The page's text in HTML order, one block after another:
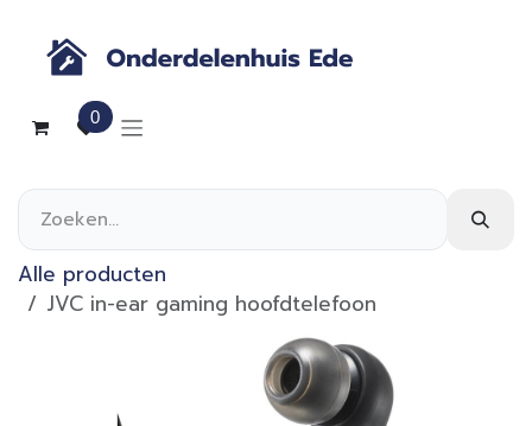
0
Alle producten
JVC in-ear gaming hoofdtelefoon